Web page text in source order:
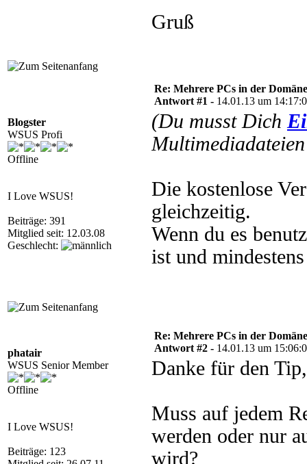
Gruß
Blogster
WSUS Profi
Offline
I Love WSUS!
Beiträge: 391
Mitglied seit: 12.03.08
Geschlecht:
Re: Mehrere PCs in der
Antwort #1 - 14.01.13 um
(Du musst Dich
Die kostenlose
gleichzeitig.
Wenn du es
ist und
phatair
WSUS Senior Member
Offline
I Love WSUS!
Beiträge: 123
Re: Mehrere PCs in der
Antwort #2 - 14.01.13 um
Danke für den
Muss auf jedem
werden oder nur
wird?